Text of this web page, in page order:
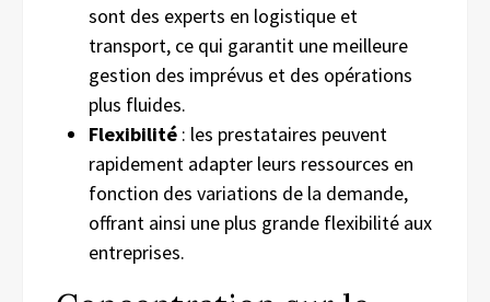
sont des experts en logistique et
transport, ce qui garantit une meilleure
gestion des imprévus et des opérations
plus fluides.
Flexibilité : les prestataires peuvent
rapidement adapter leurs ressources en
fonction des variations de la demande,
offrant ainsi une plus grande flexibilité aux
entreprises.